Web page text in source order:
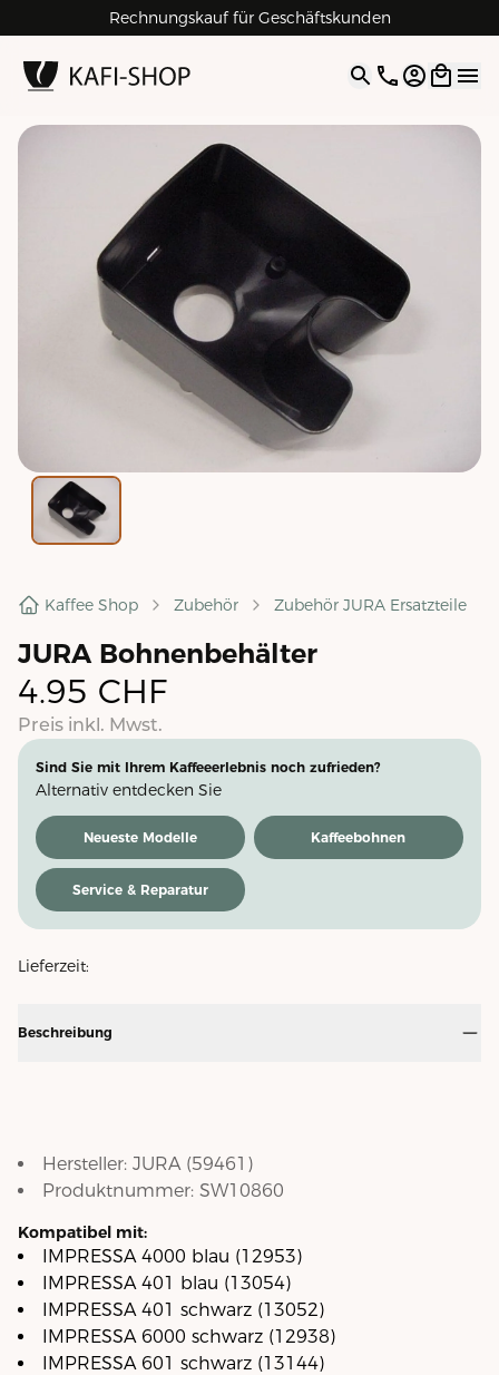
Rechnungskauf für Geschäftskunden
4.9| 5.0 Google
Open
Kaffee Shop Zubehör Zubehör JURA Ersatzteile
JURA Bohnenbehälter
4.95 CHF
Preis inkl. Mwst.
Sind Sie mit Ihrem Kaffeeerlebnis noch zufrieden?
Alternativ entdecken Sie
Neueste Modelle Kaffeebohnen
Service & Reparatur
Lieferzeit:
Beschreibung
Hersteller: JURA (59461 )
Produktnummer: SW10860
Kompatibel mit:
IMPRESSA 4000 blau (12953)
IMPRESSA 401 blau (13054)
IMPRESSA 401 schwarz (13052)
IMPRESSA 6000 schwarz (12938)
IMPRESSA 601 schwarz (13144)